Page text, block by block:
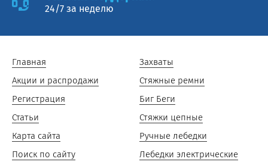
24/7 за неделю
Главная
Акции и распродажи
Регистрация
Статьи
Карта сайта
Поиск по сайту
Захваты
Стяжные ремни
Биг Беги
Стяжки цепные
Ручные лебедки
Лебедки электрические